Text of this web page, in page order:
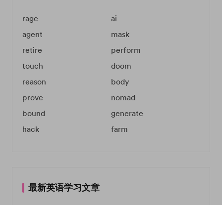
rage
ai
agent
mask
retire
perform
touch
doom
reason
body
prove
nomad
bound
generate
hack
farm
最新英语学习文章